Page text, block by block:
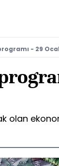
- 29
olan